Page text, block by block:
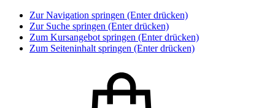
Zur Navigation springen (Enter drücken)
Zur Suche springen (Enter drücken)
Zum Kursangebot springen (Enter drücken)
Zum Seiteninhalt springen (Enter drücken)